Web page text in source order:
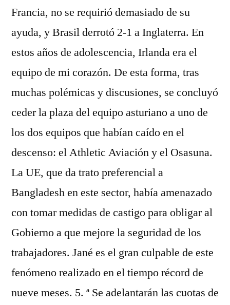
Francia, no se requirió demasiado de su
ayuda, y Brasil derrotó 2-1 a Inglaterra. En
estos años de adolescencia, Irlanda era el
equipo de mi corazón. De esta forma, tras
muchas polémicas y discusiones, se concluyó
ceder la plaza del equipo asturiano a uno de
los dos equipos que habían caído en el
descenso: el Athletic Aviación y el Osasuna.
La UE, que da trato preferencial a
Bangladesh en este sector, había amenazado
con tomar medidas de castigo para obligar al
Gobierno a que mejore la seguridad de los
trabajadores. Jané es el gran culpable de este
fenómeno realizado en el tiempo récord de
nueve meses. 5. ª Se adelantarán las cuotas de